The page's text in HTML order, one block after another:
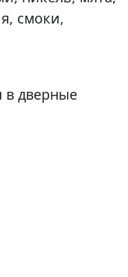
смоки,
в дверные